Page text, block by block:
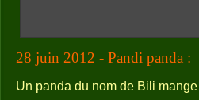
28 juin 2012 - Pandi panda :
Un panda du nom de Bili